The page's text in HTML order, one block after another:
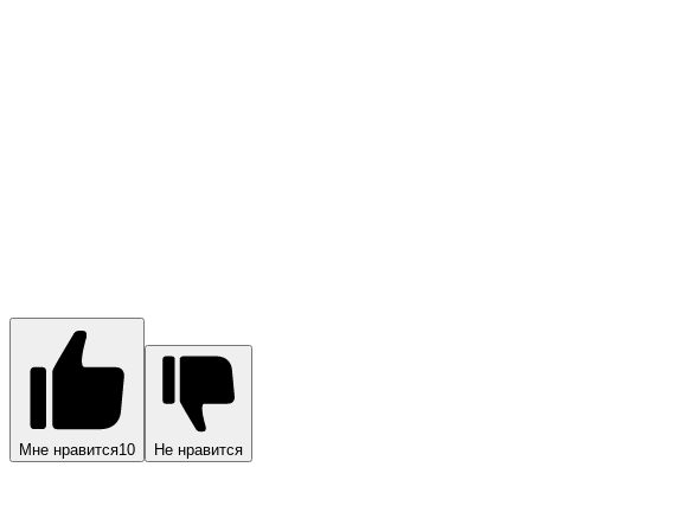
Мне нравится10 Не нравится